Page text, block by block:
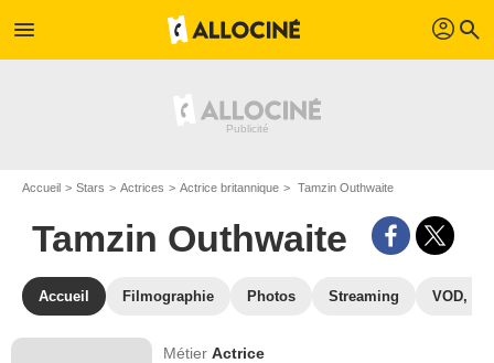
menu profil search
Accueil Stars Actrices Actrice britannique Tamzin Outhwaite
Tamzin Outhwaite
Accueil Filmographie Photos Streaming VOD,
MétierActrice